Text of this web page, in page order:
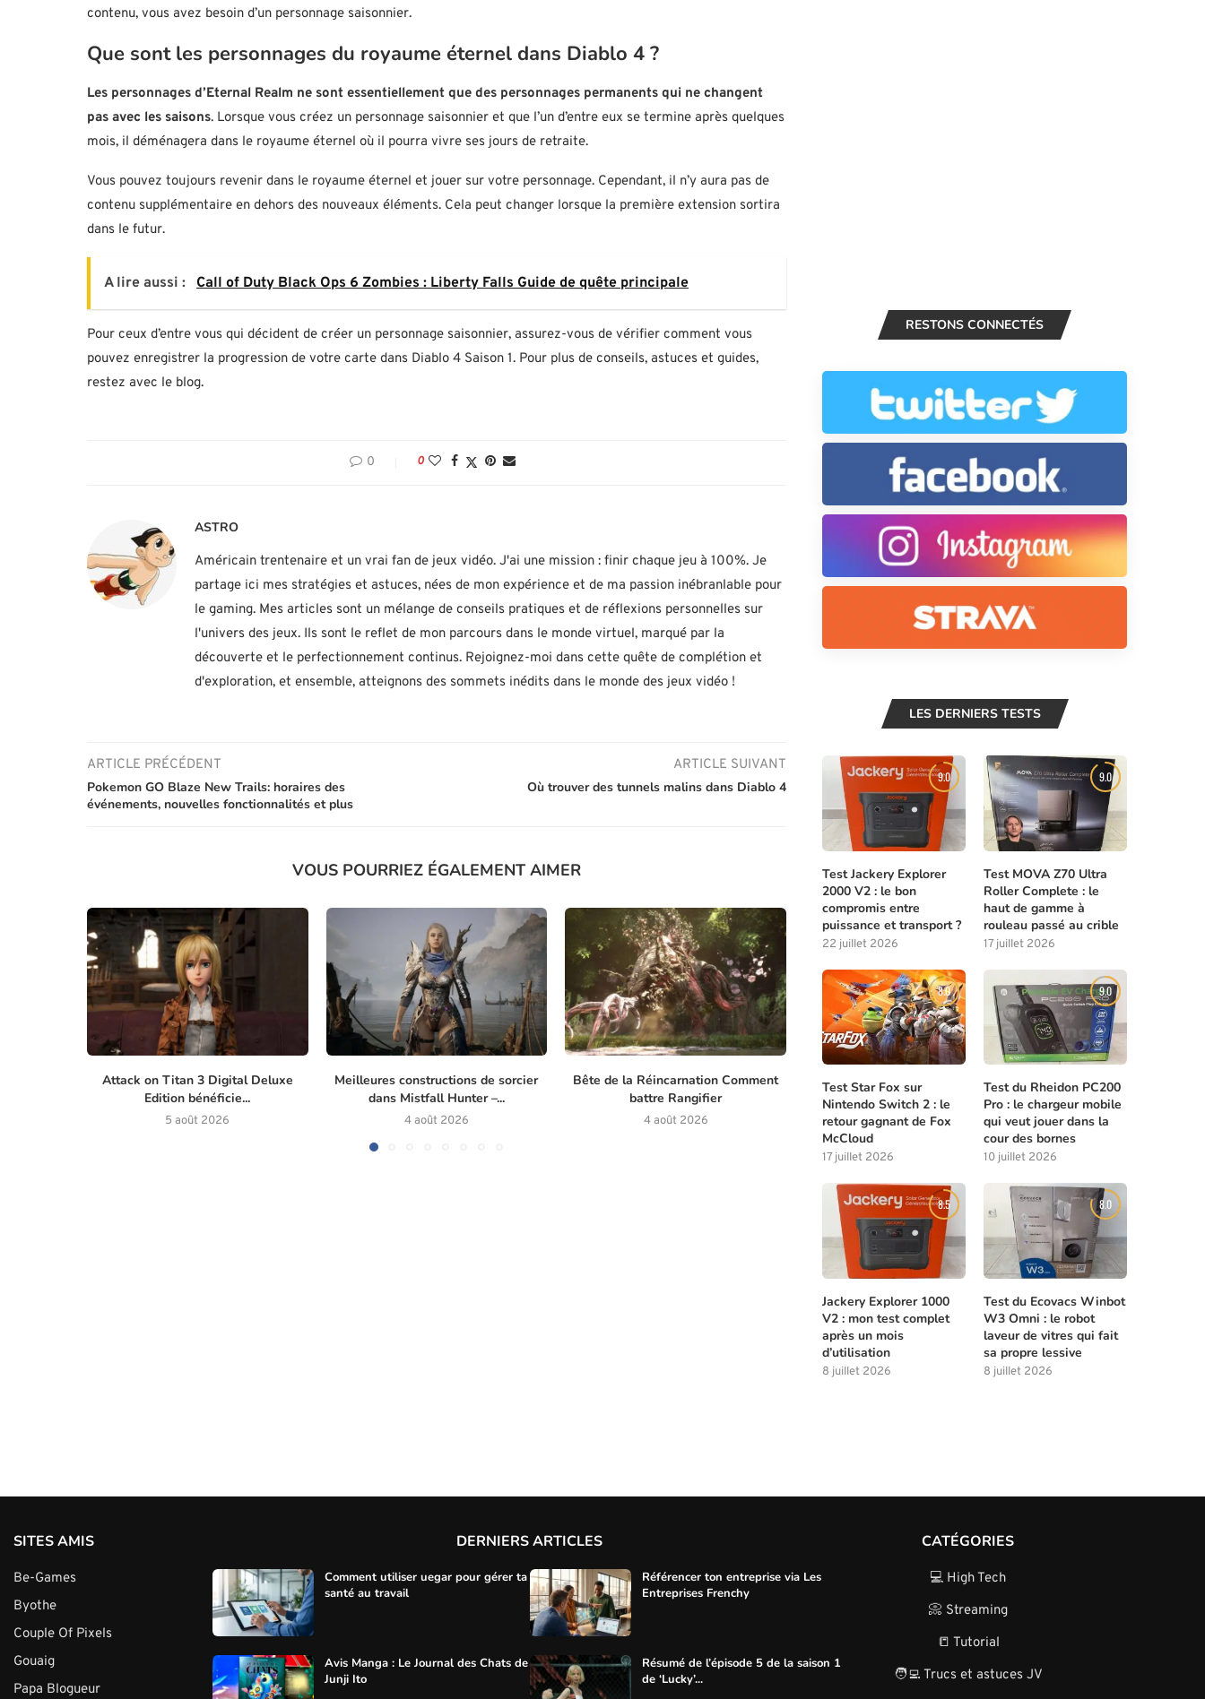
contenu, vous avez besoin d’un personnage saisonnier.
Que sont les personnages du royaume éternel dans Diablo 4 ?
Les personnages d’Eternal Realm ne sont essentiellement que des personnages permanents qui ne changent
pas avec les saisons. Lorsque vous créez un personnage saisonnier et que l’un d’entre eux se termine après quelques
mois, il déménagera dans le royaume éternel où il pourra vivre ses jours de retraite.
Vous pouvez toujours revenir dans le royaume éternel et jouer sur votre personnage. Cependant, il n’y aura pas de
contenu supplémentaire en dehors des nouveaux éléments. Cela peut changer lorsque la première extension sortira
dans le futur.
A lire aussi : Call of Duty Black Ops 6 Zombies : Liberty Falls Guide de quête principale
Pour ceux d’entre vous qui décident de créer un personnage saisonnier, assurez-vous de vérifier comment vous
pouvez enregistrer la progression de votre carte dans Diablo 4 Saison 1. Pour plus de conseils, astuces et guides,
restez avec le blog.
0 0
ASTRO
Américain trentenaire et un vrai fan de jeux vidéo. J'ai une mission : finir chaque jeu à 100%. Je
partage ici mes stratégies et astuces, nées de mon expérience et de ma passion inébranlable pour
le gaming. Mes articles sont un mélange de conseils pratiques et de réflexions personnelles sur
l'univers des jeux. Ils sont le reflet de mon parcours dans le monde virtuel, marqué par la
découverte et le perfectionnement continus. Rejoignez-moi dans cette quête de complétion et
d'exploration, et ensemble, atteignons des sommets inédits dans le monde des jeux vidéo !
ARTICLE PRÉCÉDENT
Pokemon GO Blaze New Trails: horaires des
événements, nouvelles fonctionnalités et plus
ARTICLE SUIVANT
Où trouver des tunnels malins dans Diablo 4
VOUS POURRIEZ ÉGALEMENT AIMER
Attack on Titan 3 Digital Deluxe
Edition bénéficie...
5 août 2026
Meilleures constructions de sorcier
dans Mistfall Hunter –...
4 août 2026
Bête de la Réincarnation Comment
battre Rangifier
4 août 2026
Meilleures compétences à débloquer
tôt dans Beast of...
4 août 2026
Les solutions de chasse à
RESTONS CONNECTÉS
LES DERNIERS TESTS
9.0
Test Jackery Explorer
2000 V2 : le bon
compromis entre
puissance et transport ?
22 juillet 2026
9.0
Test MOVA Z70 Ultra
Roller Complete : le
haut de gamme à
rouleau passé au crible
17 juillet 2026
8.0
Test Star Fox sur
Nintendo Switch 2 : le
retour gagnant de Fox
McCloud
17 juillet 2026
9.0
Test du Rheidon PC200
Pro : le chargeur mobile
qui veut jouer dans la
cour des bornes
10 juillet 2026
8.5
Jackery Explorer 1000
V2 : mon test complet
après un mois
d’utilisation
8 juillet 2026
8.0
Test du Ecovacs Winbot
W3 Omni : le robot
laveur de vitres qui fait
sa propre lessive
8 juillet 2026
SITES AMIS
Be-Games
Byothe
Couple Of Pixels
Gouaig
Papa Blogueur
DERNIERS ARTICLES
Comment utiliser uegar pour gérer ta
santé au travail
Référencer ton entreprise via Les
Entreprises Frenchy
Avis Manga : Le Journal des Chats de
Junji Ito
Résumé de l’épisode 5 de la saison 1
de ‘Lucky’...
CATÉGORIES
💻 High Tech
📀 Streaming
📒 Tutorial
🧑‍💻 Trucs et astuces JV